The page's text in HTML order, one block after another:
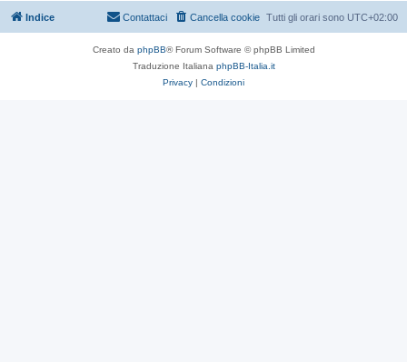
Indice Tutti gli orari sono UTC+02:00
Cancella cookie
Contattaci
Creato da phpBB® Forum Software © phpBB Limited
Traduzione Italiana phpBB-Italia.it
Privacy | Condizioni